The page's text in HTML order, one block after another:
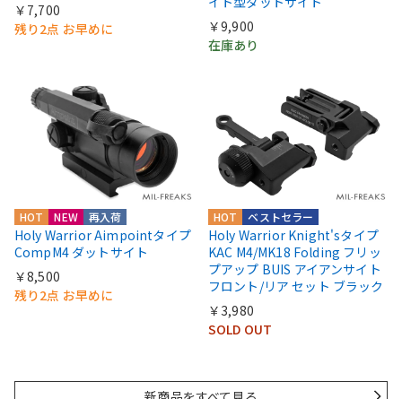
￥7,700
残り2点 お早めに
￥9,900
在庫あり
HOT NEW 再入荷
Holy Warrior Aimpointタイプ
CompM4 ダットサイト
￥8,500
残り2点 お早めに
HOT ベストセラー
Holy Warrior Knight'sタイプ
KAC M4/MK18 Folding フリッ
プアップ BUIS アイアンサイト
フロント/リア セット ブラック
￥3,980
SOLD OUT